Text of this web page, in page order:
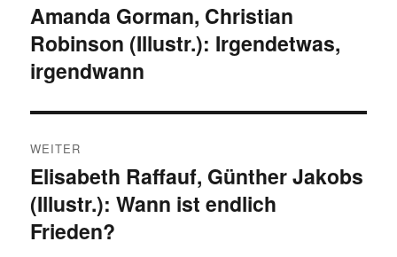
Vorheriger
Beitrag:
Amanda Gorman, Christian
Robinson (Illustr.): Irgendetwas,
irgendwann
WEITER
Nächster
Beitrag:
Elisabeth Raffauf, Günther Jakobs
(Illustr.): Wann ist endlich
Frieden?